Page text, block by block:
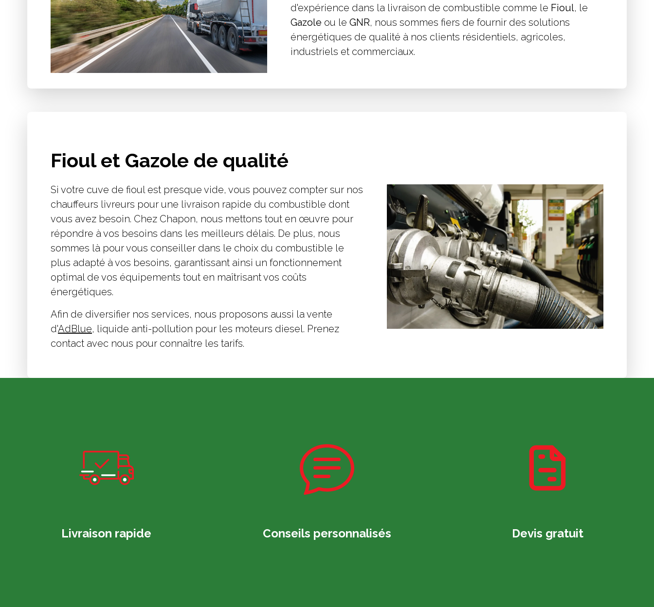
d'expérience dans la livraison de combustible comme le Fioul, le
Gazole ou leGNR, nous sommes fiers de fournir des solutions
énergétiques de qualité à nos clients résidentiels, agricoles,
industriels et commerciaux.
Fioul et Gazole de qualité
Si votre cuve de fioul est presque vide, vous pouvez compter sur nos
chauffeurs livreurs pour une livraison rapide du combustible dont
vous avez besoin. Chez Chapon, nous mettons tout en œuvre pour
répondre à vos besoins dans les meilleurs délais. De plus, nous
sommes là pour vous conseiller dans le choix du combustible le
plus adapté à vos besoins, garantissant ainsi un fonctionnement
optimal de vos équipements tout en maîtrisant vos coûts
énergétiques.
Afin de diversifier nos services, nous proposons aussi la vente
d'AdBlue, liquide anti-pollution pour les moteurs diesel. Prenez
contact avec nous pour connaître les tarifs.
Livraison rapide Conseils personnalisés Devis gratuit